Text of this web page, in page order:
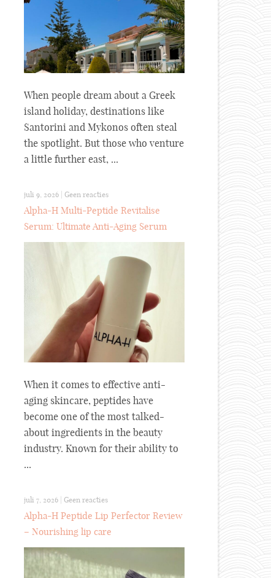
When people dream about a Greek
island holiday, destinations like
Santorini and Mykonos often steal
the spotlight. But those who venture
a little further east, ...
juli 9, 2026 | Geen reacties
Alpha-H Multi-Peptide Revitalise
Serum: Ultimate Anti-Aging Serum
When it comes to effective anti-
aging skincare, peptides have
become one of the most talked-
about ingredients in the beauty
industry. Known for their ability to
...
juli 7, 2026 | Geen reacties
Alpha-H Peptide Lip Perfector Review
– Nourishing lip care